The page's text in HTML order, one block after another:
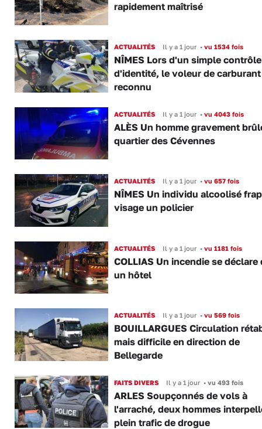
rapidement maîtrisé
ACTUALITÉS Il y a 1 jour •vu 1534 fois
NÎMES Lors d'un simple contrôle
d'identité, le voleur de
reconnu
ACTUALITÉS Il y a 1 jour •vu 4043 fois
ALÈS Un homme gravement
quartier des Cévennes
ACTUALITÉS Il y a 1 jour •vu 657 fois
NÎMES Un individu alcoolisé
visage un policier
ACTUALITÉS Il y a 1 jour •vu 1181 fois
COLLIAS Un incendie se déclare
un hôtel
ACTUALITÉS Il y a 1 jour •vu 569 fois
BOUILLARGUES Circulation
mais difficile en direction de
Bellegarde
FAITS DIVERS Il y a 1 jour •vu 493 fois
ARLES Soupçonnés de vols à
l'arraché, deux hommes
plein trafic de drogue